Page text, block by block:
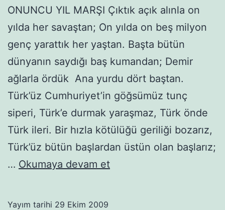
ONUNCU YIL MARŞI Çıktık açık alınla on
yılda her savaştan; On yılda on beş milyon
genç yarattık her yaştan. Başta bütün
dünyanın saydığı baş kumandan; Demir
ağlarla ördük Ana yurdu dört baştan.
Türk’üz Cumhuriyet’in göğsümüz tunç
siperi, Türk’e durmak yaraşmaz, Türk önde
Türk ileri. Bir hızla kötülüğü geriliği bozarız,
Türk’üz bütün başlardan üstün olan başlarız;
… Okumaya devam etGösteri
Yayım tarihi 29 Ekim 2009